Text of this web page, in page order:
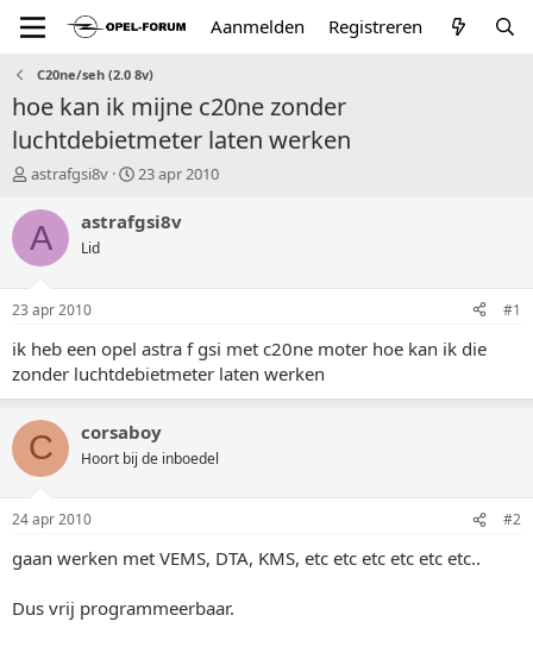
Aanmelden Registreren
C20ne/seh (2.0 8v)
hoe kan ik mijne c20ne zonder
luchtdebietmeter laten werken
T
p
i
a
r
e
astrafgsi8v
S
a
r
u
m
23 apr 2010
A astrafgsi8v
Lid
23 apr 2010 #1
ik heb een opel astra f gsi met c20ne moter hoe kan ik die
zonder luchtdebietmeter laten werken
C corsaboy
Hoort bij de inboedel
24 apr 2010 #2
gaan werken met VEMS, DTA, KMS, etc etc etc etc etc etc..
Dus vrij programmeerbaar.